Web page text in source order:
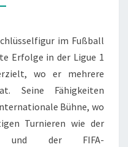
im Fußball
Erfolge in der Ligue 1
wo er mehrere
Seine Fähigkeiten
Bühne, wo
Turnieren wie der
und der FIFA-